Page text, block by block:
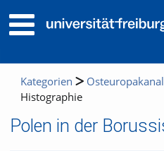
Kategorien Osteuropakanal
Histographie